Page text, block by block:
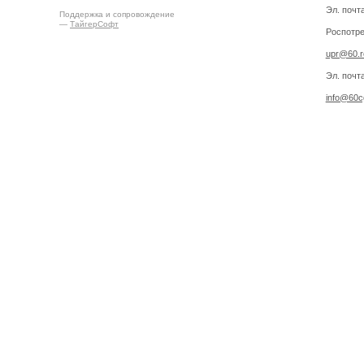
Поддержка и сопровождение
— ТайгерСофт
Эл.
Эл.